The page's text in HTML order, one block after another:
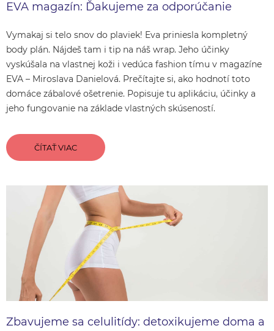
EVA magazín: Ďakujeme za odporúčanie
Vymakaj si telo snov do plaviek! Eva priniesla kompletný
body plán. Nájdeš tam i tip na náš wrap. Jeho účinky
vyskúšala na vlastnej koži i vedúca fashion tímu v magazíne
EVA – Miroslava Danielová. Prečítajte si, ako hodnotí toto
domáce zábalové ošetrenie. Popisuje tu aplikáciu, účinky a
jeho fungovanie na základe vlastných skúseností.
ČÍTAŤ VIAC
Zbavujeme sa celulitídy: detoxikujeme doma a